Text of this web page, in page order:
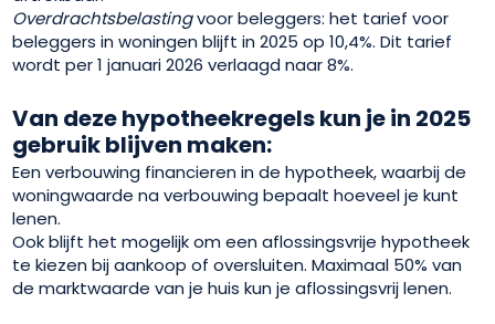
Overdrachtsbelastingvoor beleggers: het tarief voor
beleggers in woningen blijft in 2025 op 10,4%. Dit tarief
wordt per 1 januari 2026 verlaagd naar 8%.
Van deze hypotheekregels kun je in 2025
gebruik blijven maken:
Een verbouwing financieren in de hypotheek, waarbij de
woningwaarde na verbouwing bepaalt hoeveel je kunt
lenen.
Ook blijft het mogelijk om een aflossingsvrije hypotheek
te kiezen bij aankoop of oversluiten. Maximaal 50% van
de marktwaarde van je huis kun je aflossingsvrij lenen.